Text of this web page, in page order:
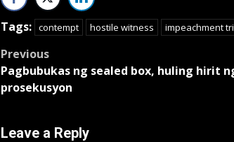
Tags: contempt hostile witness impeachment
Post
navigation
Previous
Pagbubukas ng sealed box, huling hirit
prosekusyon
Leave a Reply